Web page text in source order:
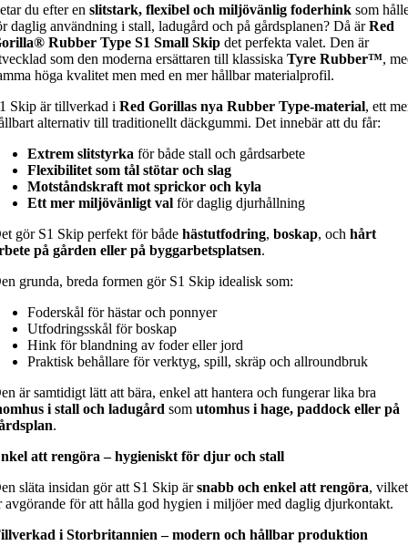
du efter enslitstark, flexibel och miljövänlig foderhink som
daglig användning i stall, ladugård och på gårdsplanen? Då ärRed
Rubber Type S1 Small Skip det perfekta valet. Den är
som den moderna ersättaren till klassiskaTyre Rubber™,
höga kvalitet men med en mer hållbar materialprofil.
Skip är tillverkad iRed Gorillas nya Rubber Type-material, ett
alternativ till traditionellt däckgummi. Det innebär att du får:
Extrem slitstyrka för både stall och gårdsarbete
Flexibilitet som tål stötar och slag
Motståndskraft mot sprickor och kyla
Ett mer miljövänligt val för daglig djurhållning
gör S1 Skip perfekt för bådehästutfodring,boskap, ochhårt
på gården eller på byggarbetsplatsen.
grunda, breda formen gör S1 Skip idealisk som:
Foderskål för hästar och ponnyer
Utfodringsskål för boskap
Hink för blandning av foder eller jord
Praktisk behållare för verktyg, spill, skräp och allroundbruk
är samtidigt lätt att bära, enkel att hantera och fungerar lika bra
i stall och ladugård somutomhus i hage, paddock eller på
.
att rengöra – hygieniskt för djur och stall
släta insidan gör att S1 Skip ärsnabb och enkel att rengöra, vilket
avgörande för att hålla god hygien i miljöer med daglig djurkontakt.
i Storbritannien – modern och hållbar produktion